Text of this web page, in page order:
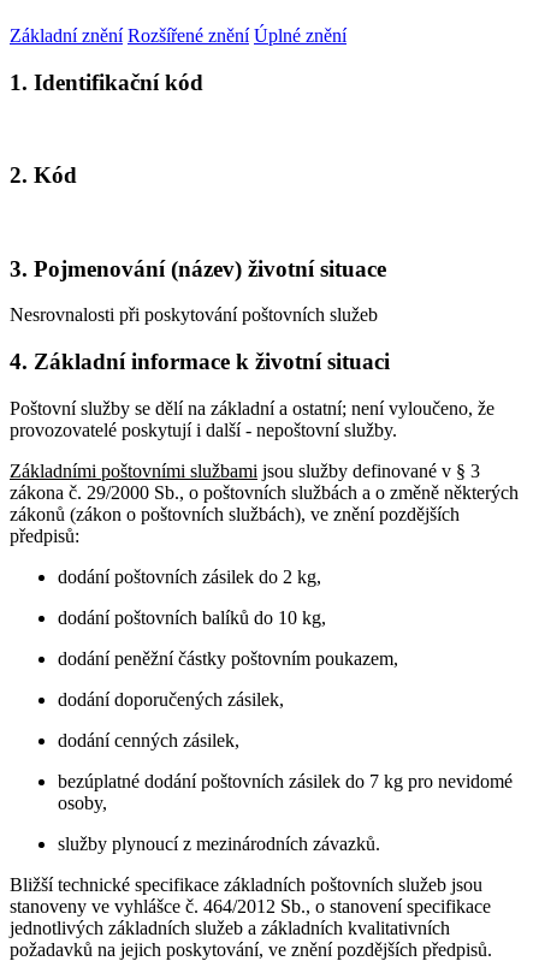
Základní znění Rozšířené znění Úplné znění
1. Identifikační kód
2. Kód
3. Pojmenování (název) životní situace
Nesrovnalosti při poskytování poštovních služeb
4. Základní informace k životní situaci
Poštovní služby se dělí na základní a ostatní; není vyloučeno, že
provozovatelé poskytují i další - nepoštovní služby.
Základními poštovními službami jsou služby definované v § 3
zákona č. 29/2000 Sb., o poštovních službách a o změně některých
zákonů (zákon o poštovních službách), ve znění pozdějších
předpisů:
dodání poštovních zásilek do 2 kg,
dodání poštovních balíků do 10 kg,
dodání peněžní částky poštovním poukazem,
dodání doporučených zásilek,
dodání cenných zásilek,
bezúplatné dodání poštovních zásilek do 7 kg pro nevidomé
osoby,
služby plynoucí z mezinárodních závazků.
Bližší technické specifikace základních poštovních služeb jsou
stanoveny ve vyhlášce č. 464/2012 Sb., o stanovení specifikace
jednotlivých základních služeb a základních kvalitativních
požadavků na jejich poskytování, ve znění pozdějších předpisů.